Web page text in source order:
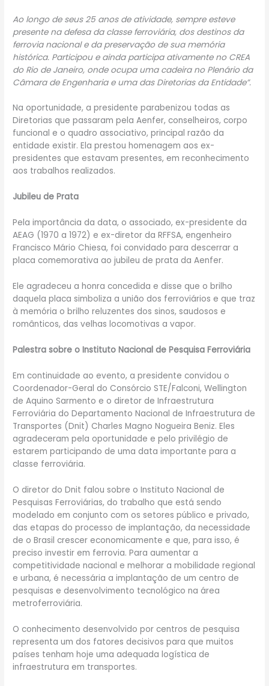
Ao longo de seus 25 anos de atividade, sempre esteve
presente na defesa da classe ferroviária, dos destinos da
ferrovia nacional e da preservação de sua memória
histórica. Participou e ainda participa ativamente no CREA
do Rio de Janeiro, onde ocupa uma cadeira no Plenário da
Câmara de Engenharia e uma das Diretorias da Entidade”.
Na oportunidade, a presidente parabenizou todas as
Diretorias que passaram pela Aenfer, conselheiros, corpo
funcional e o quadro associativo, principal razão da
entidade existir. Ela prestou homenagem aos ex-
presidentes que estavam presentes, em reconhecimento
aos trabalhos realizados.
Jubileu de Prata
Pela importância da data, o associado, ex-presidente da
AEAG (1970 a 1972) e ex-diretor da RFFSA, engenheiro
Francisco Mário Chiesa, foi convidado para descerrar a
placa comemorativa ao jubileu de prata da Aenfer.
Ele agradeceu a honra concedida e disse que o brilho
daquela placa simboliza a união dos ferroviários e que traz
à memória o brilho reluzentes dos sinos, saudosos e
românticos, das velhas locomotivas a vapor.
Palestra sobre o Instituto Nacional de Pesquisa Ferroviária
Em continuidade ao evento, a presidente convidou o
Coordenador-Geral do Consórcio STE/Falconi, Wellington
de Aquino Sarmento e o diretor de Infraestrutura
Ferroviária do Departamento Nacional de Infraestrutura de
Transportes (Dnit) Charles Magno Nogueira Beniz. Eles
agradeceram pela oportunidade e pelo privilégio de
estarem participando de uma data importante para a
classe ferroviária.
O diretor do Dnit falou sobre o Instituto Nacional de
Pesquisas Ferroviárias, do trabalho que está sendo
modelado em conjunto com os setores público e privado,
das etapas do processo de implantação, da necessidade
de o Brasil crescer economicamente e que, para isso, é
preciso investir em ferrovia. Para aumentar a
competitividade nacional e melhorar a mobilidade regional
e urbana, é necessária a implantação de um centro de
pesquisas e desenvolvimento tecnológico na área
metroferroviária.
O conhecimento desenvolvido por centros de pesquisa
representa um dos fatores decisivos para que muitos
países tenham hoje uma adequada logística de
infraestrutura em transportes.